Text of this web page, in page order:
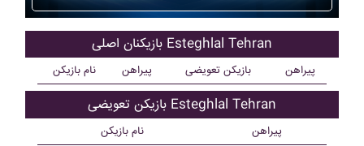
بازیکنان اصلی Esteghlal Tehran
نام بازیکن پیراهن بازیکن تعویضی پیراهن
بازیکن تعویضی Esteghlal Tehran
نام بازیکن پیراهن